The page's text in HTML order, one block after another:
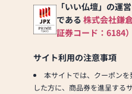
「いい仏壇」の運
である 株式会社鎌
証券コード：6184）
サイト利用の注意事項
本サイトでは、クーポン
した方に、商品券を進呈する